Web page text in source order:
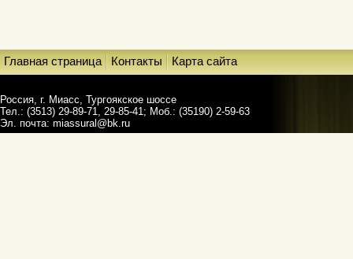
Главная страница Контакты Карта сайта
Россия, г. Миасс, Тургоякское шоссе
Тел.: (3513) 29-89-71, 29-85-41; Моб.: (35190) 2-59-63
Эл. почта: miassural@bk.ru